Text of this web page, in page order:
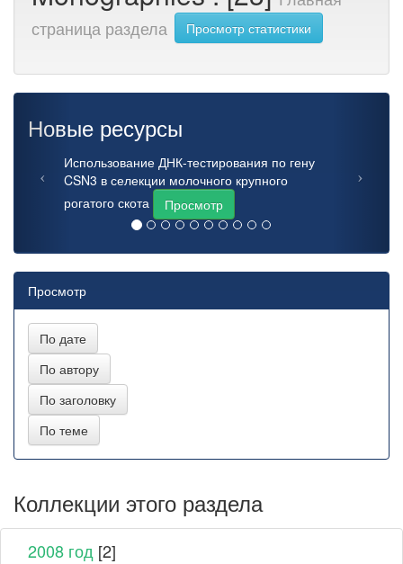
страница раздела
Просмотр статистики
Новые ресурсы
Использование ДНК-тестирования по гену
CSN3 в селекции молочного крупного
рогатого скота
Просмотр
Просмотр
Коллекции этого раздела
2008 год [2]